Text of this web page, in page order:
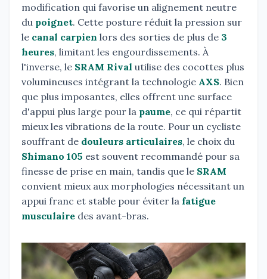
modification qui favorise un alignement neutre
du poignet. Cette posture réduit la pression sur
le canal carpien lors des sorties de plus de 3
heures, limitant les engourdissements. À
l'inverse, le SRAM Rival utilise des cocottes plus
volumineuses intégrant la technologie AXS. Bien
que plus imposantes, elles offrent une surface
d'appui plus large pour la paume, ce qui répartit
mieux les vibrations de la route. Pour un cycliste
souffrant de douleurs articulaires, le choix du
Shimano 105 est souvent recommandé pour sa
finesse de prise en main, tandis que le SRAM
convient mieux aux morphologies nécessitant un
appui franc et stable pour éviter la fatigue
musculaire des avant-bras.